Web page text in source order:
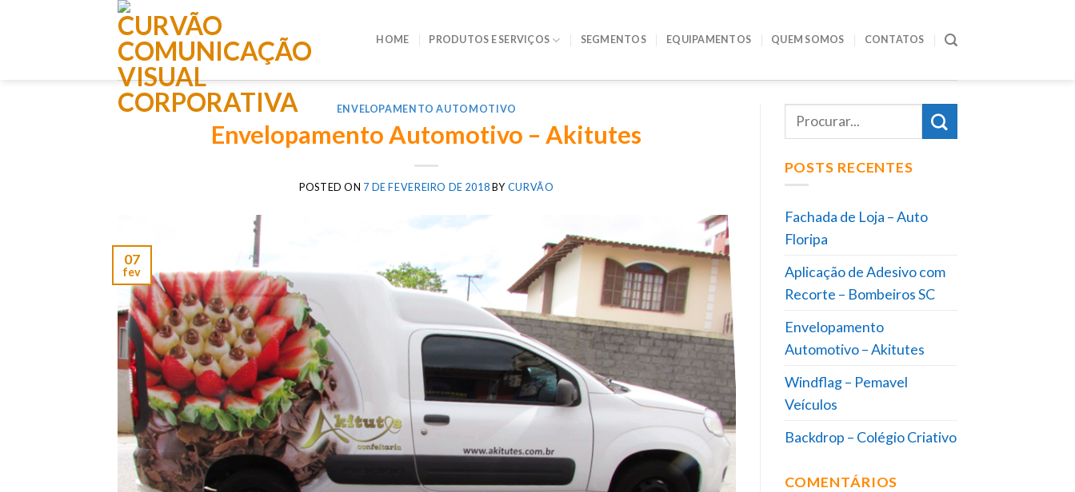
HOME PRODUTOS E SERVIÇOS SEGMENTOS EQUIPAMENTOS QUEM SOMOS CONTATOS
ENVELOPAMENTO AUTOMOTIVO
Envelopamento Automotivo – Akitutes
POSTED ON 7 DE FEVEREIRO DE 2018 BY CURVÃO
07
fev
POSTS RECENTES
Fachada de Loja – Auto
Floripa
Aplicação de Adesivo com
Recorte – Bombeiros SC
Envelopamento
Automotivo – Akitutes
Windflag – Pemavel
Veículos
Backdrop – Colégio Criativo
COMENTÁRIOS